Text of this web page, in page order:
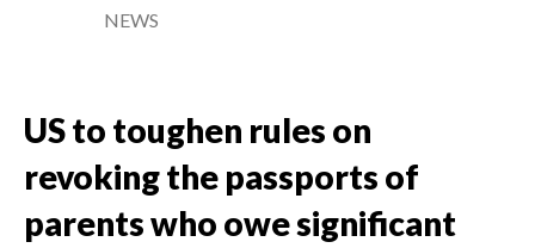
NEWS
US to toughen rules on
revoking the passports of
parents who owe significant